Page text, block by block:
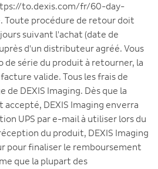
to.dexis.com/fr/60-day-
procédure de retour doit
suivant l'achat (date de
d'un distributeur agréé. Vous
de série du produit à retourner, la
valide. Tous les frais de
de DEXIS Imaging. Dès que la
DEXIS Imaging enverra
UPS par e-mail à utiliser lors du
du produit, DEXIS Imaging
pour finaliser le remboursement
que la plupart des